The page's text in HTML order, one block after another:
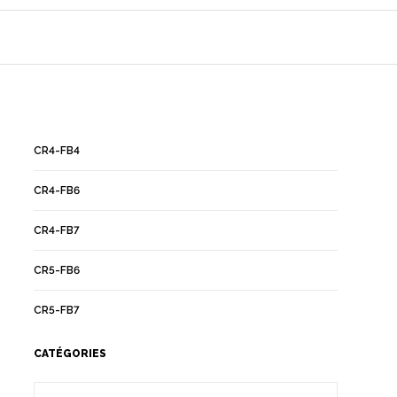
CR4-FB4
CR4-FB6
CR4-FB7
CR5-FB6
CR5-FB7
CATÉGORIES